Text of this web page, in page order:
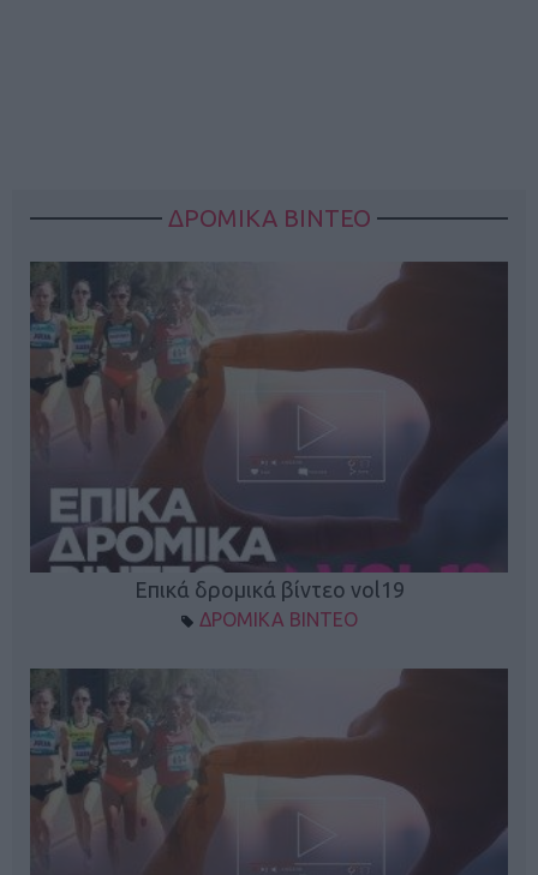
ΔΡΟΜΙΚΑ ΒΙΝΤΕΟ
Επικά δρομικά βίντεο vol19
ΔΡΟΜΙΚΑ ΒΙΝΤΕΟ